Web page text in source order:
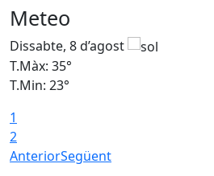
Meteo
Dissabte, 8 d’agost
T.Màx: 35°
T.Min: 23°
1
2
AnteriorSegüent